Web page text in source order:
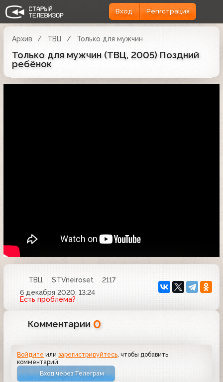
Вход Регистрация
Архив ТВЦ Только для мужчин
Только для мужчин (ТВЦ, 2005) Поздний
ребёнок
ТВЦ STVneiroset
2117
6 декабря 2020, 13:24
Есть проблема?
Комментарии 0
Войдите илизарегистрируйтесь , чтобы добавить
комментарий
Вход через Телеграм